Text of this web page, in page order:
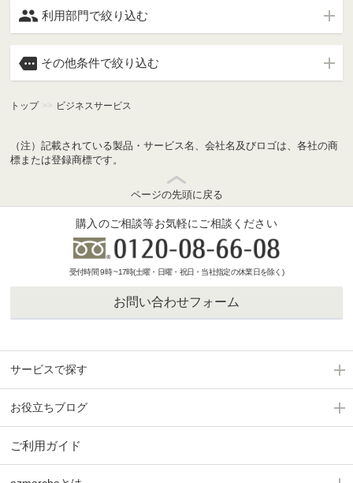
 利用部門で絞り込む
 その他条件で絞り込む
トップ >> ビジネスサービス
（注）記載されている製品・サービス名、会社名及びロゴは、各社の商
標または登録商標です。
ページの先頭に戻る
購入のご相談等お気軽にご相談ください
受付時間 9時 ~17時(土曜・日曜・祝日・当社指定の休業日を除く)
お問い合わせフォーム
サービスで探す
お役立ちブログ
ご利用ガイド